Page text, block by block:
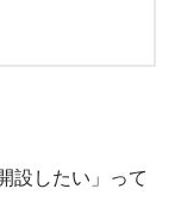
設したい」って